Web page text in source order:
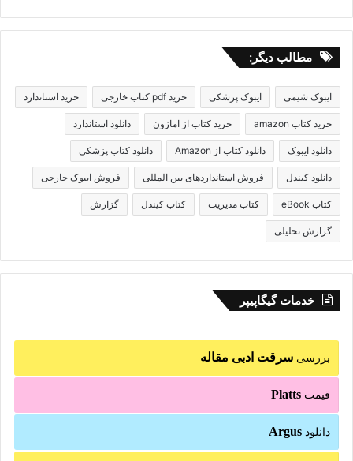
مطالب دیگر:
ایبوک شیمی ایبوک پزشکی خرید pdf کتاب خارجی خرید استاندارد
خرید کتاب amazon خرید کتاب از امازون دانلود استاندارد
دانلود ایبوک دانلود کتاب از Amazon دانلود کتاب پزشکی
دانلود کیندل فروش استانداردهای بین المللی فروش ایبوک خارجی
کتاب eBook کتاب مدیریت کتاب کیندل گزارش
گزارش تحلیلی
خدمات گیگاپیپر
بررسی سرقت ادبی مقاله
قیمت Platts
دانلود Argus